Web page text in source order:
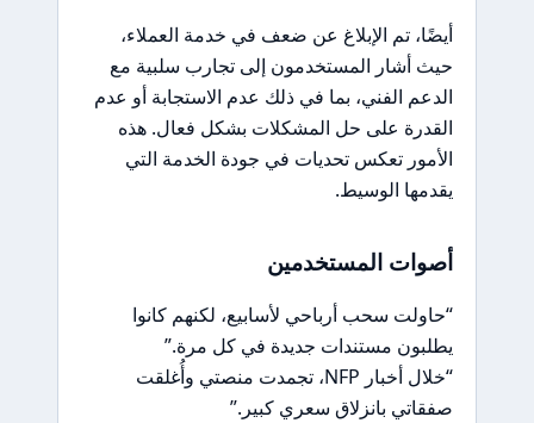
أيضًا، تم الإبلاغ عن ضعف في خدمة العملاء،
حيث أشار المستخدمون إلى تجارب سلبية مع
الدعم الفني، بما في ذلك عدم الاستجابة أو عدم
القدرة على حل المشكلات بشكل فعال. هذه
الأمور تعكس تحديات في جودة الخدمة التي
يقدمها الوسيط.
أصوات المستخدمين
“حاولت سحب أرباحي لأسابيع، لكنهم كانوا
يطلبون مستندات جديدة في كل مرة.”
“خلال أخبار NFP، تجمدت منصتي وأُغلقت
صفقاتي بانزلاق سعري كبير.”